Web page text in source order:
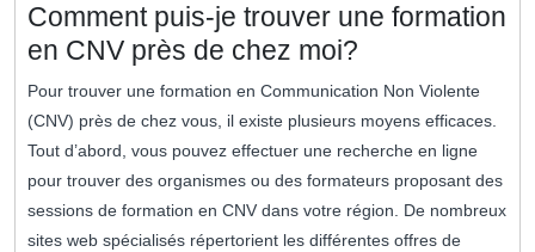
Comment puis-je trouver une formation
en CNV près de chez moi?
Pour trouver une formation en Communication Non Violente
(CNV) près de chez vous, il existe plusieurs moyens efficaces.
Tout d’abord, vous pouvez effectuer une recherche en ligne
pour trouver des organismes ou des formateurs proposant des
sessions de formation en CNV dans votre région. De nombreux
sites web spécialisés répertorient les différentes offres de